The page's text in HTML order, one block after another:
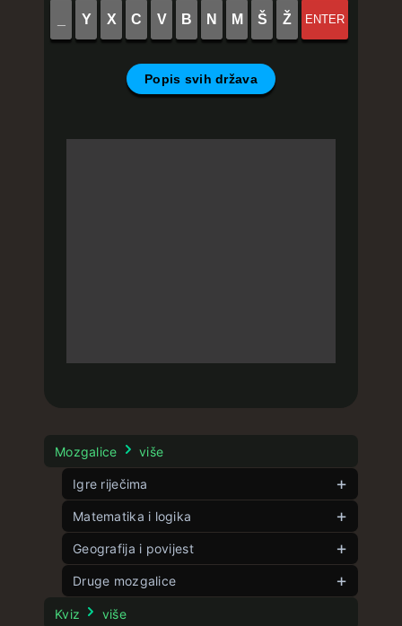
Y X C V B N M Š Ž ENTER
Popis svih država
Mozgalice više
Igre riječima
Veliki kontekstek
Kontekstek neograničeno
Riječek neograničeno
Dječek
Matematika i logika
Kutek neograničeno
Pet kutova
Slagalica 8
Geografija i povijest
Zastavek neograničeno
Geografek
Druge mozgalice
Pasek
Kviz više